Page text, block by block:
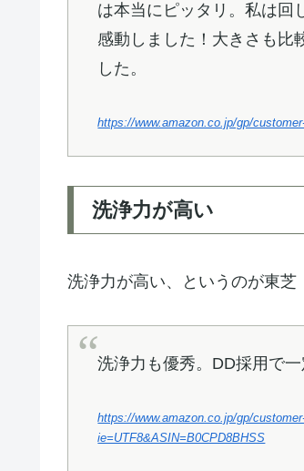
は本当にピッタリ。私は回
感動しました！大きさも比
した。
https://www.amazon.co.jp/gp/
洗浄力が高い
洗浄力が高い、というのが東芝
洗浄力も優秀。DD採用で
https://www.amazon.co.jp/gp/
ie=UTF8&ASIN=B0CPD8BHSS